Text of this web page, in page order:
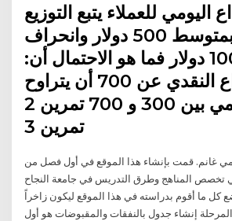
اليومي للعملاء يتبع التوزيع
الطبيعي بمتوسط 500 دولار وانحراف
معياري 100 دولار فما هو الاحتمال أن:
يقل الإيداع النقدي عن 700 أن يتراوح
الايداع اليومي بين 300 و 700 تمرين 2
تمرين 3
غانم. قمت بإنشاء هذا الموقع في أول فصل من
تخصص المناهج وطرق التدريس في جامعة النجاح
كل ما أقوم بدراسته في هذا الموقع ليكون زاخراً
إنشاء جدول بالنفقات والمقبوضات هو أول